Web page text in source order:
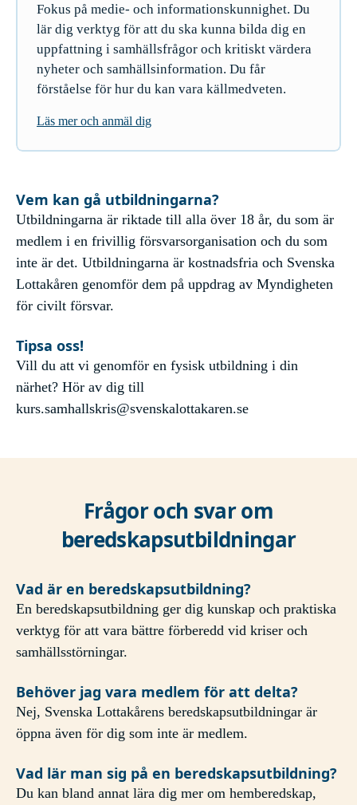
Fokus på medie- och informationskunnighet. Du
lär dig verktyg för att du ska kunna bilda dig en
uppfattning i ​samhällsfrågor och kritiskt värdera
nyheter och samhällsinformation. Du får
förståelse för hur du kan vara källmedveten.
Läs mer och anmäl dig
Vem kan gå utbildningarna?
Utbildningarna är riktade till alla över 18 år, du som är
medlem i en frivillig försvarsorganisation och du som
inte är det. Utbildningarna är kostnadsfria och Svenska
Lottakåren genomför dem på uppdrag av Myndigheten
för civilt försvar.
Tipsa oss!
Vill du att vi genomför en fysisk utbildning i din
närhet? Hör av dig till
kurs.samhallskris@svenskalottakaren.se
Frågor och svar om
beredskapsutbildningar
Vad är en beredskapsutbildning?
En beredskapsutbildning ger dig kunskap och praktiska
verktyg för att vara bättre förberedd vid kriser och
samhällsstörningar.
Behöver jag vara medlem för att delta?
Nej, Svenska Lottakårens beredskapsutbildningar är
öppna även för dig som inte är medlem.
Vad lär man sig på en beredskapsutbildning?
Du kan bland annat lära dig mer om hemberedskap,